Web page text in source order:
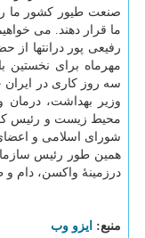
صنعت طیور كشور ما را
ما قرار دهند. می
مهرماه برای نخستین
سه روز كاری در
وزیر بهداشت، درمان
محیط زیست و رئیس
شورای اسلامی و
همین طور رئیس
درزمینهٔ واكسن، دام و
منبع: ایزو وب